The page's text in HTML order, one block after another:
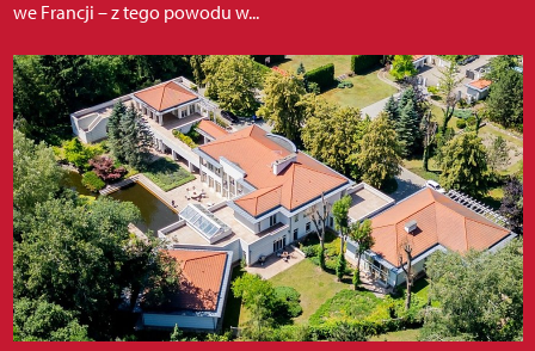
we Francji – z tego powodu w...